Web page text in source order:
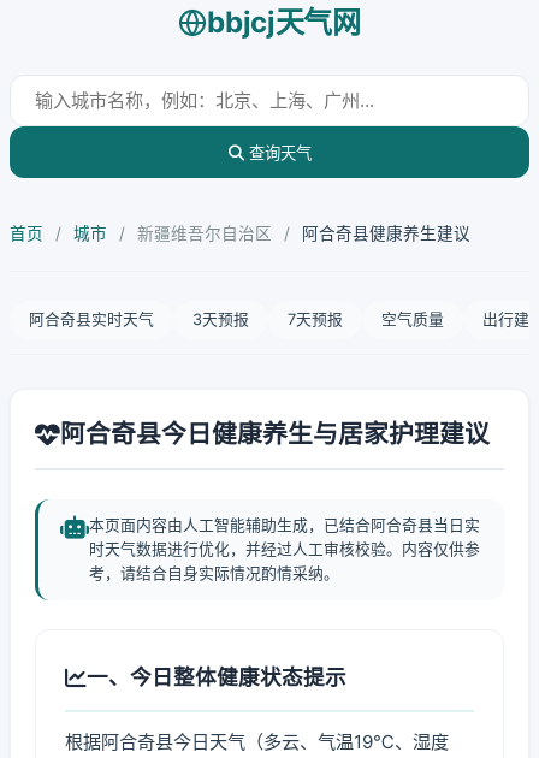
bbjcj天气网
查询天气
首页 / 城市 / 新疆维吾尔自治区 / 阿合奇县健康养生建议
阿合奇县实时天气 3天预报 7天预报 空气质量 出行建
阿合奇县今日健康养生与居家护理建议
本页面内容由人工智能辅助生成，已结合阿合奇县当日实
时天气数据进行优化，并经过人工审核校验。内容仅供参
考，请结合自身实际情况酌情采纳。
一、今日整体健康状态提示
根据阿合奇县今日天气（多云、气温19℃、湿度